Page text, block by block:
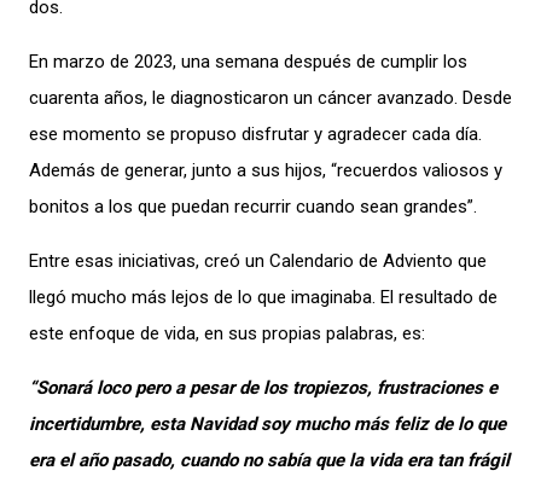
dos.
En marzo de 2023, una semana después de cumplir los
cuarenta años, le diagnosticaron un cáncer avanzado. Desde
ese momento se propuso disfrutar y agradecer cada día.
Además de generar, junto a sus hijos, “recuerdos valiosos y
bonitos a los que puedan recurrir cuando sean grandes”.
Entre esas iniciativas, creó un Calendario de Adviento que
llegó mucho más lejos de lo que imaginaba. El resultado de
este enfoque de vida, en sus propias palabras, es:
“Sonará loco pero a pesar de los tropiezos, frustraciones e
incertidumbre, esta Navidad soy mucho más feliz de lo que
era el año pasado, cuando no sabía que la vida era tan frágil